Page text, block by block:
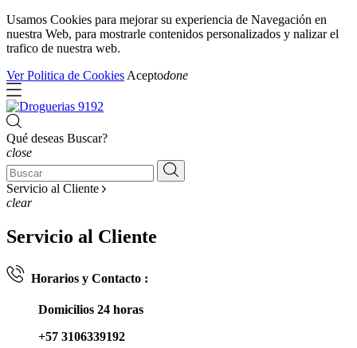
Usamos Cookies para mejorar su experiencia de Navegación en
nuestra Web, para mostrarle contenidos personalizados y nalizar el
trafico de nuestra web.
Ver Politica de Cookies Aceptodone
Qué deseas Buscar?
close
Servicio al Cliente
clear
Servicio al Cliente
Horarios y Contacto :
Domicilios 24 horas
+57 3106339192